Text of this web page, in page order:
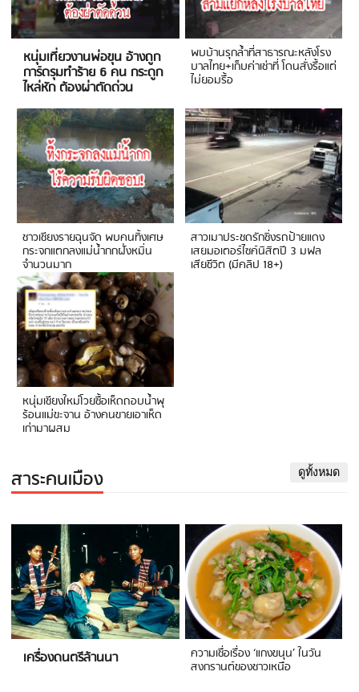
หนุ่มเที่ยวงานพ่อขุน อ้างถูก
การ์ดรุมทำร้าย 6 คน กระดูก
ไหล่หัก ต้องผ่าตัดด่วน
พบบ้านรุกล้ำที่สาธารณะหลังโรง
บาลไทย+เก็บค่าเช่าที่ โดนสั่งรื้อแต่
ไม่ยอมรื้อ
ชาวเชียงรายฉุนจัด พบคนทิ้งเศษ
กระจกแตกลงแม่น้ำกกฝั่งหมิ่น
จำนวนมาก
สาวเมาประชดรักซิ่งรถป้ายแดง
เสยมอเตอร์ไซค์นิสิตปี 3 มฟล
เสียชีวิต (มีคลิป 18+)
หนุ่มเชียงใหม่โวยซื้อเห็ดถอบน้ำพุ
ร้อนแม่ขะจาน อ้างคนขายเอาเห็ด
เก่ามาผสม
สาระคนเมือง ดูทั้งหมด
เครื่องดนตรีล้านนา ความเชื่อเรื่อง ‘แกงขนุน’ ในวัน
สงกรานต์ของชาวเหนือ